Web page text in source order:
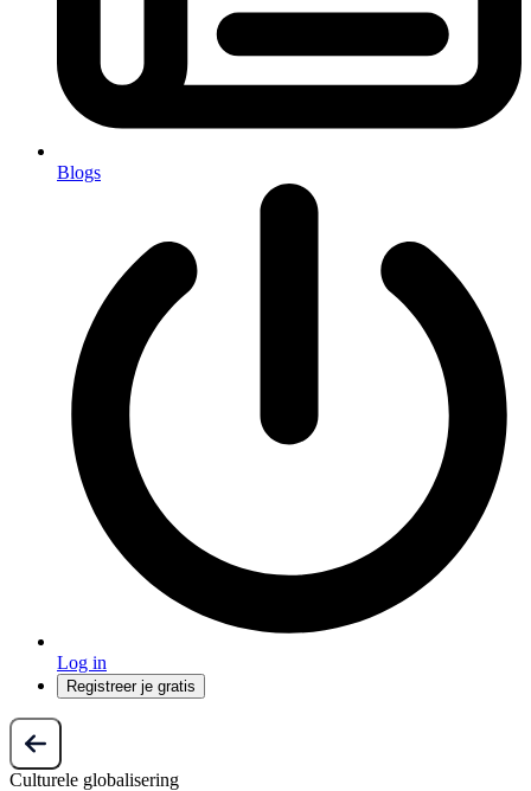
Blogs
Log in
Registreer je gratis
Culturele globalisering